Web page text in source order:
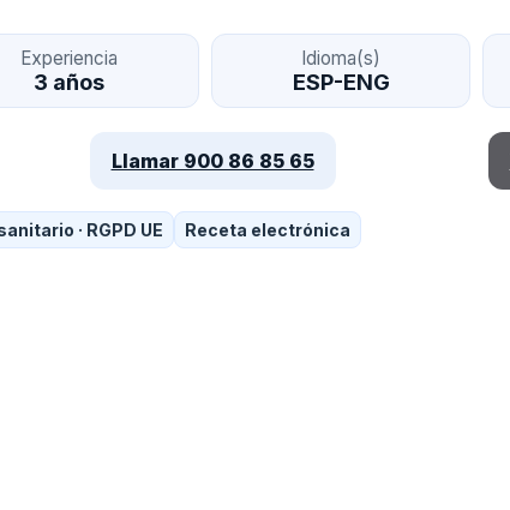
Experiencia
3 años
Idioma(s)
ESP-ENG
Llamar 900 86 85 65
· RGPD UE Receta electrónica